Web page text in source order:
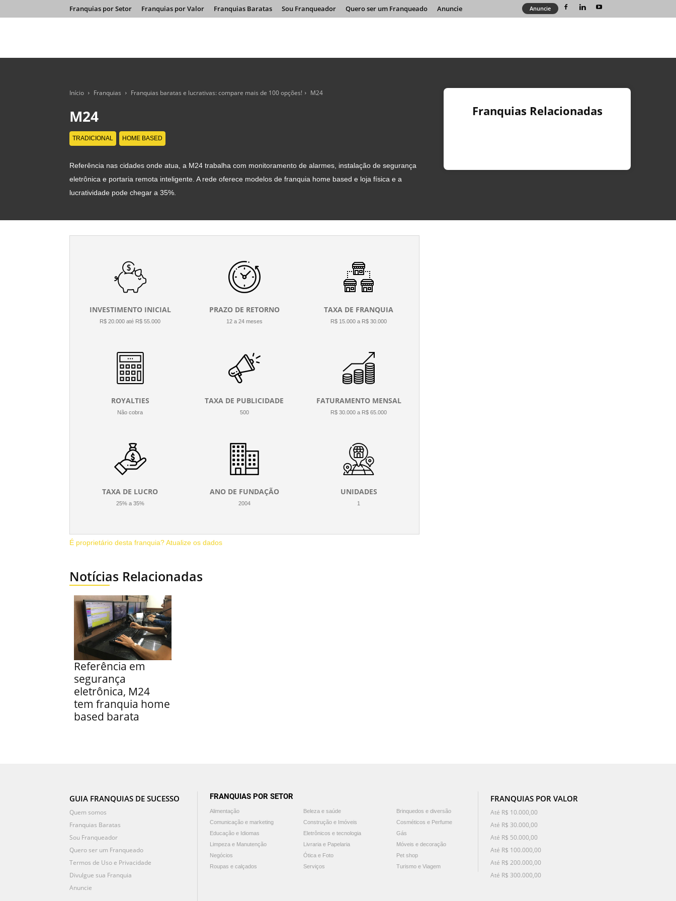
Franquias por Setor Franquias por Valor Franquias Baratas Sou Franqueador Quero ser um Franqueado Anuncie Anuncie
Início Franquias Franquias baratas e lucrativas: compare mais de 100 opções! M24
M24
TRADICIONAL HOME BASED
Referência nas cidades onde atua, a M24 trabalha com monitoramento de alarmes, instalação de segurança
eletrônica e portaria remota inteligente. A rede oferece modelos de franquia home based e loja física e a
lucratividade pode chegar a 35%.
Franquias Relacionadas
INVESTIMENTO INICIAL
R$ 20.000 até R$ 55.000
PRAZO DE RETORNO
12 a 24 meses
TAXA DE FRANQUIA
R$ 15.000 a R$ 30.000
ROYALTIES
Não cobra
TAXA DE PUBLICIDADE
500
FATURAMENTO MENSAL
R$ 30.000 a R$ 65.000
TAXA DE LUCRO
25% a 35%
ANO DE FUNDAÇÃO
2004
UNIDADES
1
É proprietário desta franquia? Atualize os dados
Notícias Relacionadas
Referência em
segurança
eletrônica, M24
tem franquia home
based barata
GUIA FRANQUIAS DE SUCESSO
Quem somos
Franquias Baratas
Sou Franqueador
Quero ser um Franqueado
Termos de Uso e Privacidade
Divulgue sua Franquia
Anuncie
FRANQUIAS POR SETOR
Alimentação Beleza e saúde
Brinquedos e diversão
Comunicação e marketing
Construção e Imóveis
Cosméticos e Perfume
Educação e Idiomas
Eletrônicos e tecnologia
Gás
Limpeza e Manutenção
Livraria e Papelaria
Móveis e decoração
Negócios
Ótica e Foto
Pet shop
Roupas e calçados
Serviços Turismo e Viagem
FRANQUIAS POR VALOR
Até R$ 10.000,00
Até R$ 30.000,00
Até R$ 50.000,00
Até R$ 100.000,00
Até R$ 200.000,00
Até R$ 300.000,00